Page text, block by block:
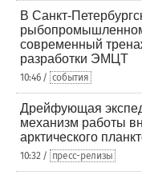
В Санкт-
современный
разработки ЭМЦТ
10:46 / события
Дрейфующая
механизм работы
арктического
10:32 / пресс-релизы